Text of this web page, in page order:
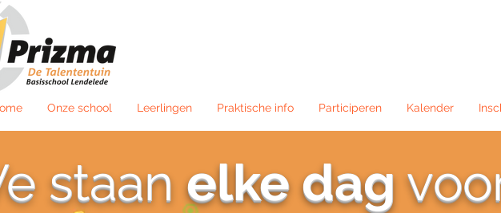
Onze school Leerlingen Praktische info Participeren Kalender
staanelke dag